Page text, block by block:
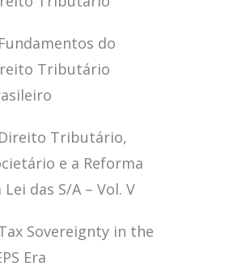
INTERSEÇÕES
ENTRE O DIREITO
FINANCEIRO E O
DIREITO
TRIBUTÁRIO
FUNDAMENTOS
DO DIREITO
TRIBUTÁRIO
BRASILEIRO
DIREITO
TRIBUTÁRIO,
SOCIETÁRIO E A